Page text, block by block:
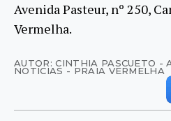
Avenida Pasteur, nº 250,
Vermelha.
AUTOR: CINTHIA PASCUETO -
NOTÍCIAS - PRAIA VERMELHA